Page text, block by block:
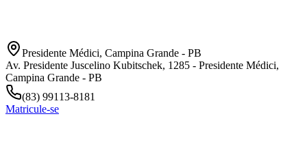
Presidente Médici, Campina Grande - PB
Av. Presidente Juscelino Kubitschek, 1285 - Presidente Médici,
Campina Grande - PB
(83) 99113-8181
Matricule-se